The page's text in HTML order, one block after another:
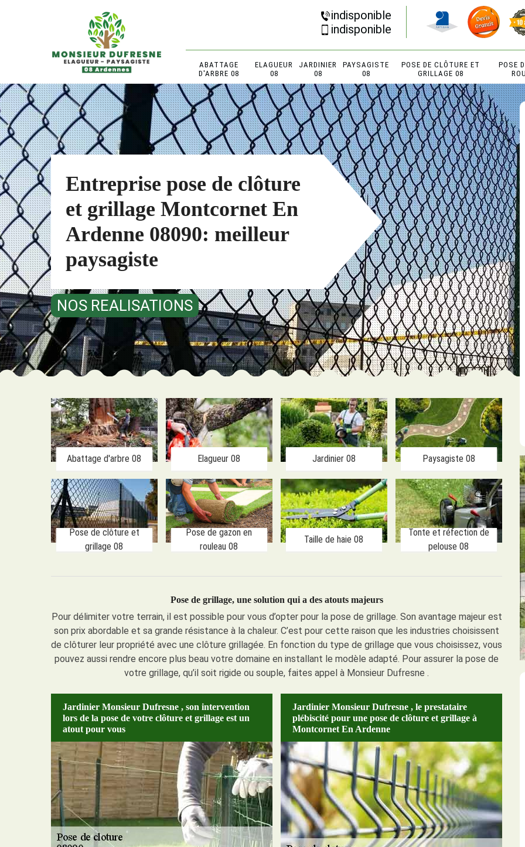
indisponible
indisponible
ABATTAGE
D'ARBRE 08
ELAGUEUR
08
JARDINIER
08
PAYSAGISTE
08
POSE DE CLÔTURE ET
GRILLAGE 08
POSE
Entreprise pose de clôture
et grillage Montcornet En
Ardenne 08090: meilleur
paysagiste
NOS REALISATIONS
Abattage d'arbre 08 Elagueur 08 Jardinier 08 Paysagiste 08
Pose de clôture et
grillage 08
Pose de gazon en
rouleau 08
Taille de haie 08
Tonte et réfection de
pelouse 08
Pose de grillage, une solution qui a des atouts majeurs
Pour délimiter votre terrain, il est possible pour vous d’opter pour la pose de grillage. Son avantage majeur est
son prix abordable et sa grande résistance à la chaleur. C’est pour cette raison que les industries choisissent
de clôturer leur propriété avec une clôture grillagée. En fonction du type de grillage que vous choisissez, vous
pouvez aussi rendre encore plus beau votre domaine en installant le modèle adapté. Pour assurer la pose de
votre grillage, qu’il soit rigide ou souple, faites appel à Monsieur Dufresne .
Jardinier Monsieur Dufresne , son intervention
lors de la pose de votre clôture et grillage est un
atout pour vous
Jardinier Monsieur Dufresne , le prestataire
plébiscité pour une pose de clôture et grillage à
Montcornet En Ardenne